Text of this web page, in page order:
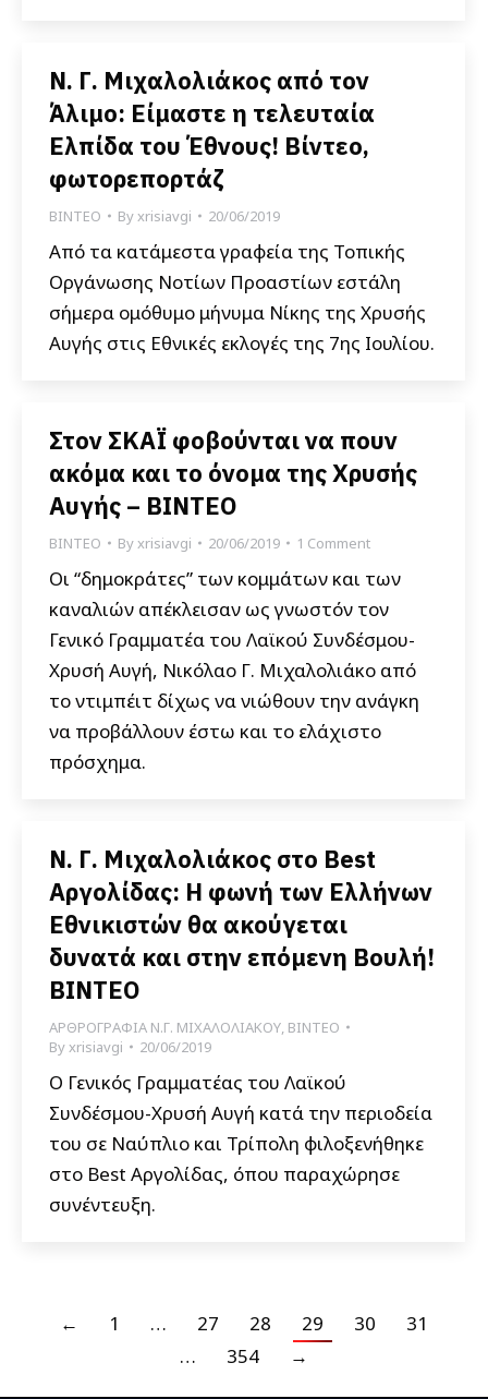
Ν. Γ. Μιχαλολιάκος από τον
Άλιμο: Είμαστε η τελευταία
Ελπίδα του Έθνους! Βίντεο,
φωτορεπορτάζ
ΒΙΝΤΕΟ Byxrisiavgi 20/06/2019
Από τα κατάμεστα γραφεία της Τοπικής
Οργάνωσης Νοτίων Προαστίων εστάλη
σήμερα ομόθυμο μήνυμα Νίκης της Χρυσής
Αυγής στις Εθνικές εκλογές της 7ης Ιουλίου.
Στον ΣΚΑΪ φοβούνται να πουν
ακόμα και το όνομα της Χρυσής
Αυγής – BINTEO
ΒΙΝΤΕΟ Byxrisiavgi 20/06/2019 1 Comment
Οι “δημοκράτες” των κομμάτων και των
καναλιών απέκλεισαν ως γνωστόν τον
Γενικό Γραμματέα του Λαϊκού Συνδέσμου-
Χρυσή Αυγή, Νικόλαο Γ. Μιχαλολιάκο από
το ντιμπέιτ δίχως να νιώθουν την ανάγκη
να προβάλλουν έστω και το ελάχιστο
πρόσχημα.
Ν. Γ. Μιχαλολιάκος στο Best
Αργολίδας: Η φωνή των Ελλήνων
Εθνικιστών θα ακούγεται
δυνατά και στην επόμενη Βουλή!
ΒΙΝΤΕΟ
ΑΡΘΡΟΓΡΑΦΙΑ Ν.Γ. ΜΙΧΑΛΟΛΙΑΚΟΥ, ΒΙΝΤΕΟ
Byxrisiavgi 20/06/2019
Ο Γενικός Γραμματέας του Λαϊκού
Συνδέσμου-Χρυσή Αυγή κατά την περιοδεία
του σε Ναύπλιο και Τρίπολη φιλοξενήθηκε
στο Best Αργολίδας, όπου παραχώρησε
συνέντευξη.
← 1 … 27 28 29 30
31
…
354 →